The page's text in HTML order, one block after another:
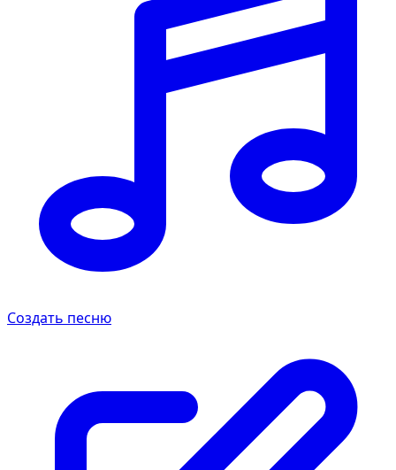
Создать песню